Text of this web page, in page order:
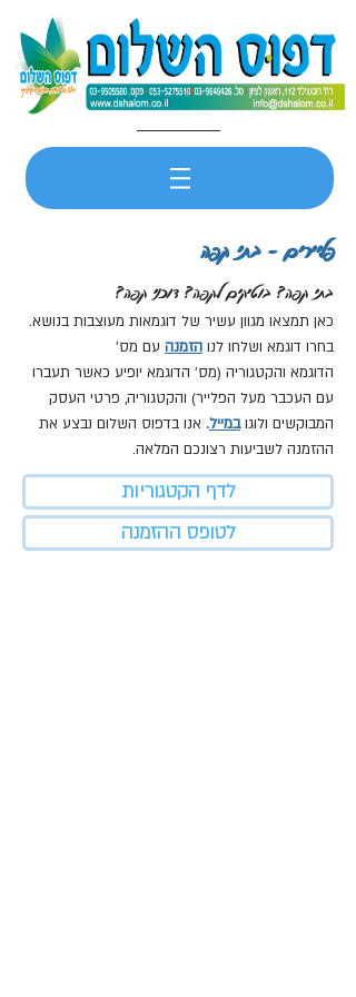
פליירים - בתי קפה
בתי קפה? בוטיקים לקפה? דוכני קפה?
כאן תמצאו מגוון עשיר של דוגמאות מעוצבות בנושא.
בחרו דוגמא ושלחו לנו הזמנה עם מס'
הדוגמא והקטגוריה (מס' הדוגמא יופיע כאשר תעברו
עם העכבר מעל הפלייר) והקטגוריה, פרטי העסק
המבוקשים ולוגובמייל. אנו בדפוס השלום נבצע את
ההזמנה לשביעות רצונכם המלאה.
לדף הקטגוריות
לטופס ההזמנה